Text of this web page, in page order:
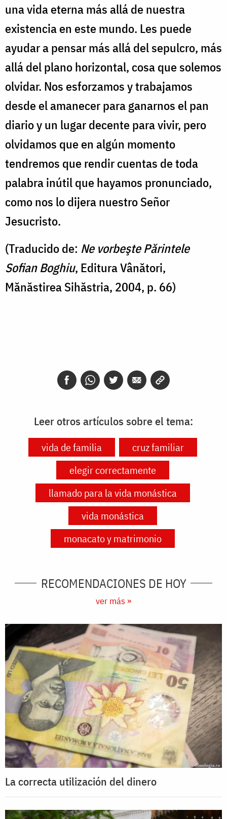
una vida eterna más allá de nuestra
existencia en este mundo. Les puede
ayudar a pensar más allá del sepulcro, más
allá del plano horizontal, cosa que solemos
olvidar. Nos esforzamos y trabajamos
desde el amanecer para ganarnos el pan
diario y un lugar decente para vivir, pero
olvidamos que en algún momento
tendremos que rendir cuentas de toda
palabra inútil que hayamos pronunciado,
como nos lo dijera nuestro Señor
Jesucristo.
(Traducido de: Ne vorbeşte Părintele
Sofian Boghiu, Editura Vânători,
Mănăstirea Sihăstria, 2004, p. 66)
Leer otros artículos sobre el tema:
vida de familia
cruz familiar
elegir correctamente
llamado para la vida monástica
vida monástica
monacato y matrimonio
RECOMENDACIONES DE HOY
ver más »
La correcta utilización del dinero